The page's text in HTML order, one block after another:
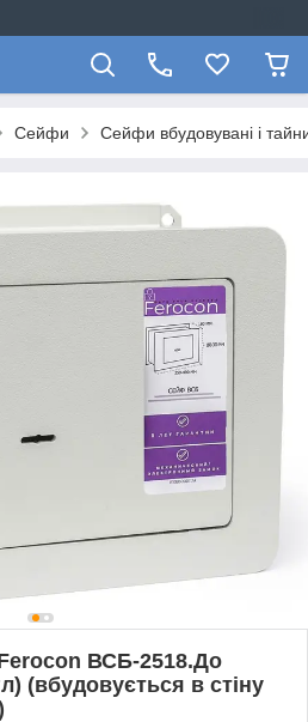
Сейфи Сейфи вбудовувані і
ВСБ-2518.До
(вбудовується в стіну